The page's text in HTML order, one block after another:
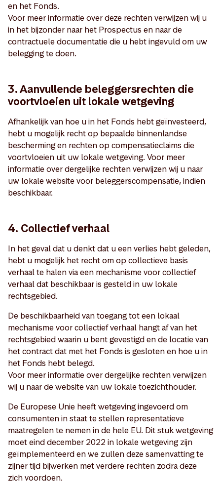
en het Fonds.
Voor meer informatie over deze rechten verwijzen wij u
in het bijzonder naar het Prospectus en naar de
contractuele documentatie die u hebt ingevuld om uw
belegging te doen.
3. Aanvullende beleggersrechten die
voortvloeien uit lokale wetgeving
Afhankelijk van hoe u in het Fonds hebt geïnvesteerd,
hebt u mogelijk recht op bepaalde binnenlandse
bescherming en rechten op compensatieclaims die
voortvloeien uit uw lokale wetgeving. Voor meer
informatie over dergelijke rechten verwijzen wij u naar
uw lokale website voor beleggerscompensatie, indien
beschikbaar.
4. Collectief verhaal
In het geval dat u denkt dat u een verlies hebt geleden,
hebt u mogelijk het recht om op collectieve basis
verhaal te halen via een mechanisme voor collectief
verhaal dat beschikbaar is gesteld in uw lokale
rechtsgebied.
De beschikbaarheid van toegang tot een lokaal
mechanisme voor collectief verhaal hangt af van het
rechtsgebied waarin u bent gevestigd en de locatie van
het contract dat met het Fonds is gesloten en hoe u in
het Fonds hebt belegd.
Voor meer informatie over dergelijke rechten verwijzen
wij u naar de website van uw lokale toezichthouder.
De Europese Unie heeft wetgeving ingevoerd om
consumenten in staat te stellen representatieve
maatregelen te nemen in de hele EU. Dit stuk wetgeving
moet eind december 2022 in lokale wetgeving zijn
geïmplementeerd en we zullen deze samenvatting te
zijner tijd bijwerken met verdere rechten zodra deze
zich voordoen.